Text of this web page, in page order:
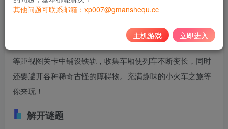
《Trackastrophe!》是一款治愈系火车解谜游戏。在梦幻般的
等距视图关卡中铺设铁轨，收集车厢使列车不断变长，同时
还要避开各种稀奇古怪的障碍物。充满趣味的小火车之旅等
你来玩！
解开谜题
其他问题可联系邮箱：xp007@gmanshequ.cc
主机游戏 立即进入